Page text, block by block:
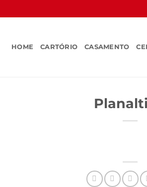
HOME CARTÓRIO CASAMENTO